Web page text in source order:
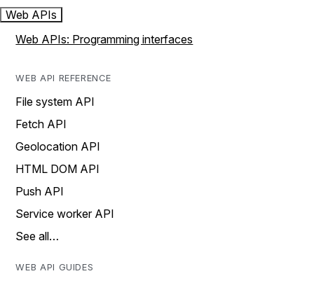
Web APIs
Web APIs: Programming interfaces
WEB API REFERENCE
File system API
Fetch API
Geolocation API
HTML DOM API
Push API
Service worker API
See all…
WEB API GUIDES